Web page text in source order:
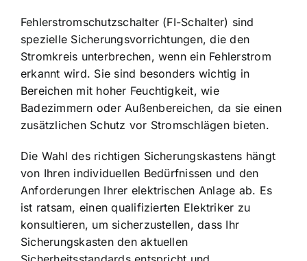
Fehlerstromschutzschalter (FI-Schalter) sind
spezielle Sicherungsvorrichtungen, die den
Stromkreis unterbrechen, wenn ein Fehlerstrom
erkannt wird. Sie sind besonders wichtig in
Bereichen mit hoher Feuchtigkeit, wie
Badezimmern oder Außenbereichen, da sie einen
zusätzlichen Schutz vor Stromschlägen bieten.
Die Wahl des richtigen Sicherungskastens hängt
von Ihren individuellen Bedürfnissen und den
Anforderungen Ihrer elektrischen Anlage ab. Es
ist ratsam, einen qualifizierten Elektriker zu
konsultieren, um sicherzustellen, dass Ihr
Sicherungskasten den aktuellen